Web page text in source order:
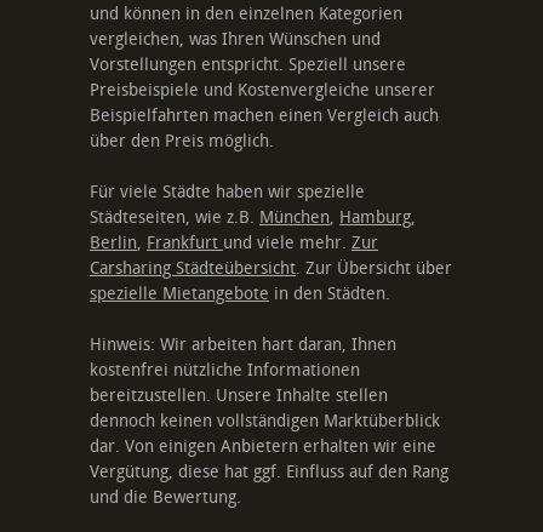
und können in den einzelnen Kategorien
vergleichen, was Ihren Wünschen und
Vorstellungen entspricht. Speziell unsere
Preisbeispiele und Kostenvergleiche unserer
Beispielfahrten machen einen Vergleich auch
über den Preis möglich.
Für viele Städte haben wir spezielle
Städteseiten, wie z.B. München, Hamburg,
Berlin, Frankfurt und viele mehr. Zur
Carsharing Städteübersicht. Zur Übersicht über
spezielle Mietangebote in den Städten.
Hinweis: Wir arbeiten hart daran, Ihnen
kostenfrei nützliche Informationen
bereitzustellen. Unsere Inhalte stellen
dennoch keinen vollständigen Marktüberblick
dar. Von einigen Anbietern erhalten wir eine
Vergütung, diese hat ggf. Einfluss auf den Rang
und die Bewertung.